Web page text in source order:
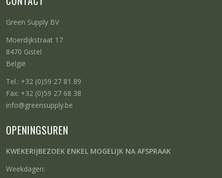
Green Supply BV
Moerdijkstraat 17
8470 Gistel
België
Tel.: +32 (0)59 27 81 89
Fax: +32 (0)59 27 68 38
info@greensupply.be
OPENINGSUREN
KWEKERIJBEZOEK ENKEL MOGELIJK NA AFSPRAAK
Weekdagen: